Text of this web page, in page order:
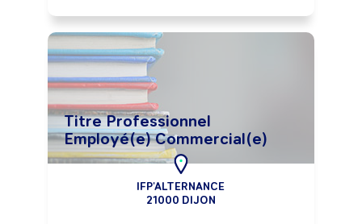
Titre Professionnel
Employé(e) Commercial(e)
IFP'ALTERNANCE
21000 DIJON